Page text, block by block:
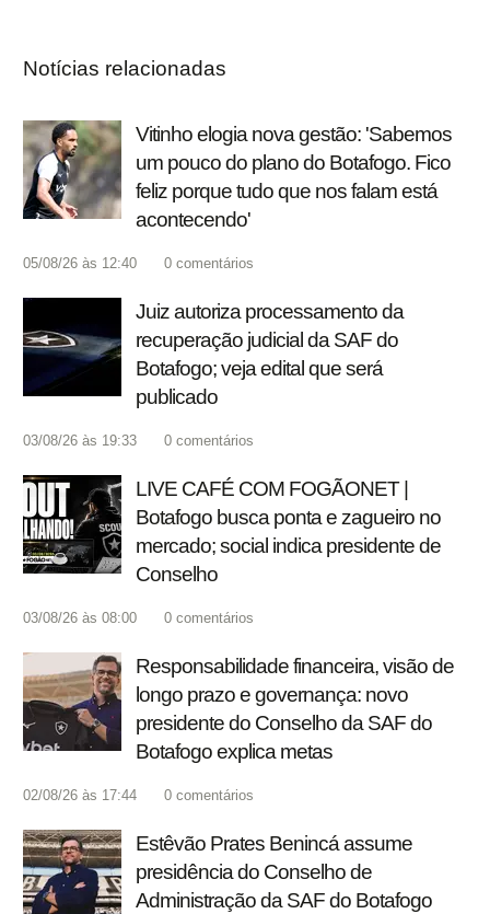
Notícias relacionadas
Vitinho elogia nova gestão: 'Sabemos
um pouco do plano do Botafogo. Fico
feliz porque tudo que nos falam está
acontecendo'
05/08/26 às 12:40 0 comentários
Juiz autoriza processamento da
recuperação judicial da SAF do
Botafogo; veja edital que será
publicado
03/08/26 às 19:33 0 comentários
LIVE CAFÉ COM FOGÃONET |
Botafogo busca ponta e zagueiro no
mercado; social indica presidente de
Conselho
03/08/26 às 08:00 0 comentários
Responsabilidade financeira, visão de
longo prazo e governança: novo
presidente do Conselho da SAF do
Botafogo explica metas
02/08/26 às 17:44 0 comentários
Estêvão Prates Benincá assume
presidência do Conselho de
Administração da SAF do Botafogo